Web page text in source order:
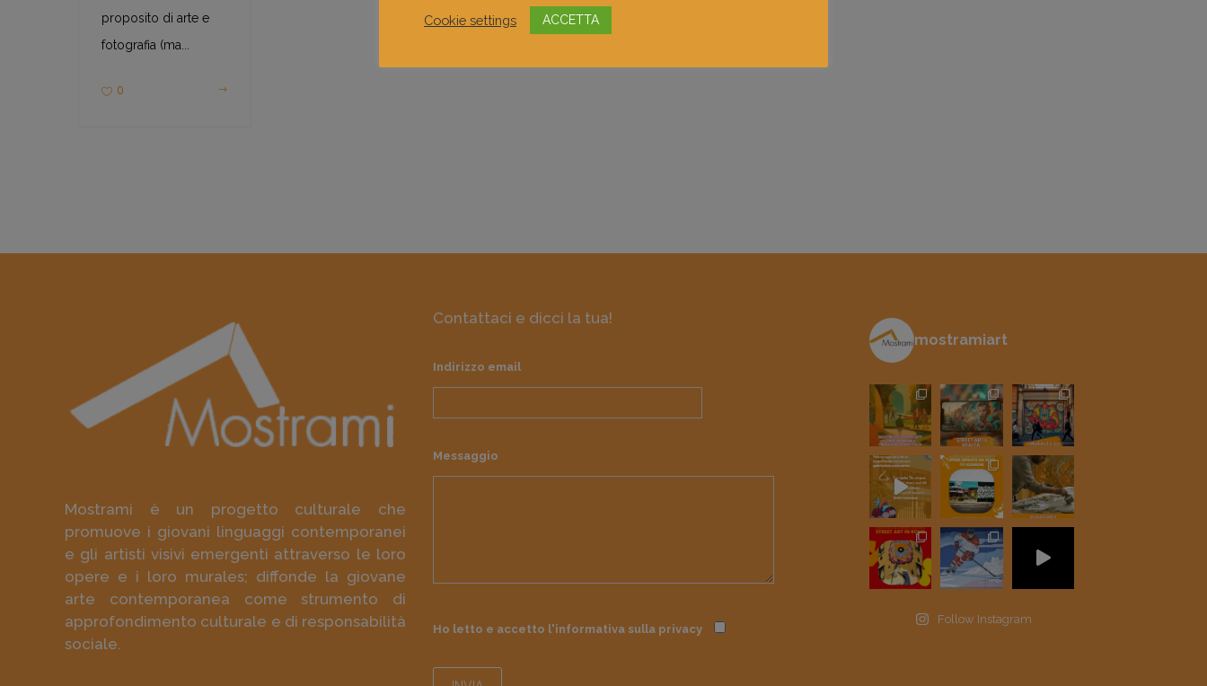
proposito di arte e
fotografia (ma...
0
Mostrami è un progetto culturale che
promuove i giovani linguaggi contemporanei
e gli artisti visivi emergenti attraverso le loro
opere e i loro murales; diffonde la giovane
arte contemporanea come strumento di
approfondimento culturale e di responsabilità
sociale.
Contattaci e dicci la tua!
Indirizzo email
Messaggio
Ho letto e accetto l'informativa sulla privacy
mostramiart
Follow Instagram
Cookie settings ACCETTA